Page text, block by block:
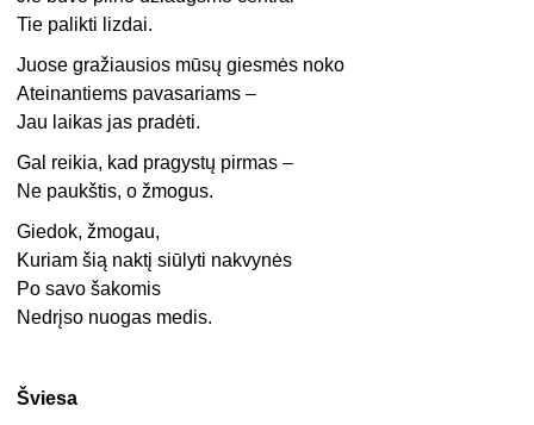
Tie palikti lizdai.
Juose gražiausios mūsų giesmės noko
Ateinantiems pavasariams –
Jau laikas jas pradėti.
Gal reikia, kad pragystų pirmas –
Ne paukštis, o žmogus.
Giedok, žmogau,
Kuriam šią naktį siūlyti nakvynės
Po savo šakomis
Nedrįso nuogas medis.
Šviesa